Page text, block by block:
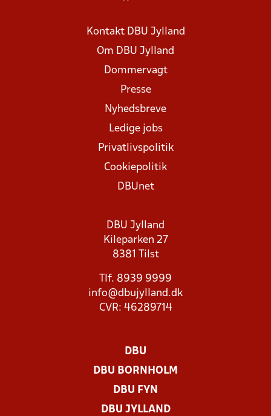
Kontakt DBU Jylland
Om DBU Jylland
Dommervagt
Presse
Nyhedsbreve
Ledige jobs
Privatlivspolitik
Cookiepolitik
DBUnet
DBU Jylland
Kileparken 27
8381 Tilst
Tlf. 8939 9999
info@dbujylland.dk
CVR: 46289714
DBU
DBU BORNHOLM
DBU FYN
DBU JYLLAND